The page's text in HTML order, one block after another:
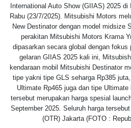
International Auto Show (GIIAS) 2025 di
Rabu (23/7/2025). Mitsubishi Motors
New Destinator dengan model midsize
perakitan Mitsubishi Motors Krama
dipasarkan secara global dengan
gelaran GIIAS 2025 kali ini,
kendaraan mobil Mitsubishi Destinator
tipe yakni tipe GLS seharga Rp385
Ultimate Rp465 juga dan tipe
tersebut merupakan harga spesial
September 2025. Seluruh harga
(OTR) Jakarta (FOTO :